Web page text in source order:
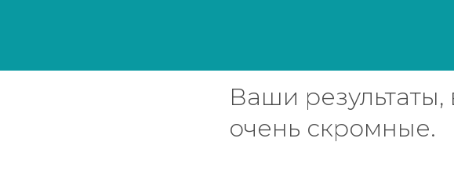
Ваши результаты,
очень скромные.